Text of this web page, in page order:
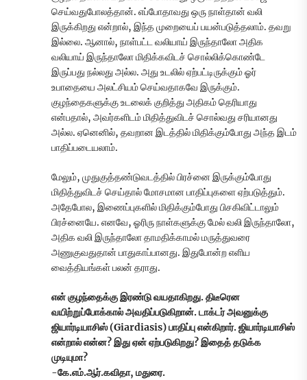
செய்வதுபோலத்தான். எப்போதாவது ஒரு நாள்தான் வலி
இருக்கிறது என்றால், இந்த முறையைப் பயன்படுத்தலாம். தவறு
இல்லை. ஆனால், நாள்பட்ட வலியாய் இருந்தாலோ அதிக
வலியாய் இருந்தாலோ மிதிக்கவிடச் சொல்லிக்கொண்டே
இருப்பது நல்லது அல்ல. அது உடலில் ஏற்பட்டிருக்கும் ஓர்
உபாதையை அலட்சியம் செய்வதாகவே இருக்கும்.
குழந்தைகளுக்கு உடலைக் குறித்து அதிகம் தெரியாது
என்பதால், அவர்களிடம் மிதித்துவிடச் சொல்வது சரியானது
அல்ல. ஏனெனில், தவறான இடத்தில் மிதிக்கும்போது அந்த இடம்
பாதிப்படையலாம்.
மேலும், முதுகுத்தண்டுவடத்தில் பிரச்னை இருக்கும்போது
மிதித்துவிடச் செய்தால் மோசமான பாதிப்புகளை ஏற்படுத்தும்.
அதேபோல, இணைப்புகளில் மிதிக்கும்போது பிசகிவிட்டாலும்
பிரச்னையே. எனவே, ஓரிரு நாள்களுக்கு மேல் வலி இருந்தாலோ,
அதிக வலி இருந்தாலோ தாமதிக்காமல் மருத்துவரை
அணுகுவதுதான் பாதுகாப்பானது. இதுபோன்ற எளிய
வைத்தியங்கள் பலன் தராது.
என் குழந்தைக்கு இரண்டு வயதாகிறது. திடீரென
வயிற்றுப்போக்கால் அவதிப்படுகிறான். டாக்டர் அவனுக்கு
ஜியார்டியாசிஸ் (Giardiasis) பாதிப்பு என்கிறார். ஜியார்டியாசிஸ்
என்றால் என்ன? இது ஏன் ஏற்படுகிறது? இதைத் தடுக்க
முடியுமா?
-கே.எம்.ஆர்.கவிதா, மதுரை.